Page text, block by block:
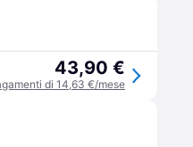
43,90 €
di 14,63 €/mese